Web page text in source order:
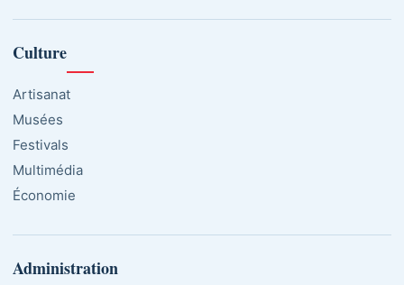
Culture
Artisanat
Musées
Festivals
Multimédia
Économie
Administration